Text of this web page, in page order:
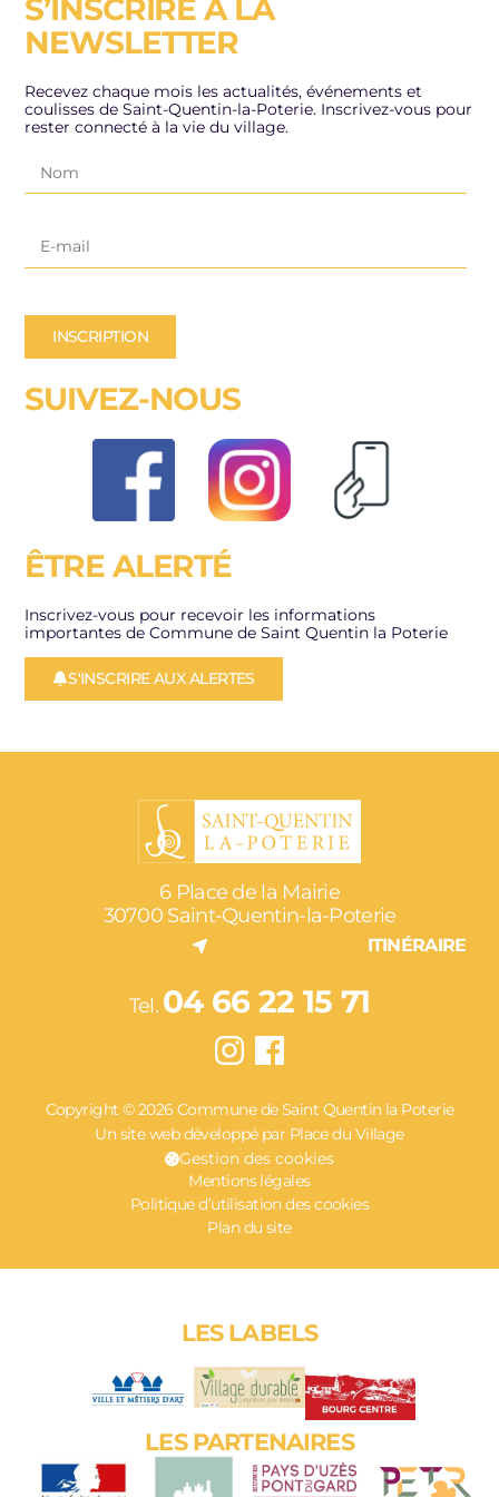
S’INSCRIRE À LA
NEWSLETTER
Recevez chaque mois les actualités, événements et
coulisses de Saint-Quentin-la-Poterie. Inscrivez-vous pour
rester connecté à la vie du village.
INSCRIPTION
SUIVEZ-NOUS
ÊTRE ALERTÉ
Inscrivez-vous pour recevoir les informations
importantes de Commune de Saint Quentin la Poterie
S'INSCRIRE AUX ALERTES
6 Place de la Mairie
30700 Saint-Quentin-la-Poterie
ITINÉRAIRE
Tel. 04 66 22 15 71
Copyright © 2026 Commune de Saint Quentin la Poterie
Un site web développé par Place du Village
Gestion des cookies
Mentions légales
Politique d’utilisation des cookies
Plan du site
LES LABELS
LES PARTENAIRES